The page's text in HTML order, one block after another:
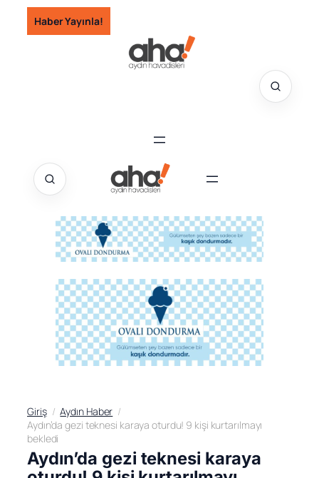
İçeriğe
geç
Haber Yayınla!
Giriş
Aydın Haber
Aydın’da gezi teknesi karaya oturdu! 9 kişi kurtarılmayı
bekledi
Aydın’da gezi teknesi karaya